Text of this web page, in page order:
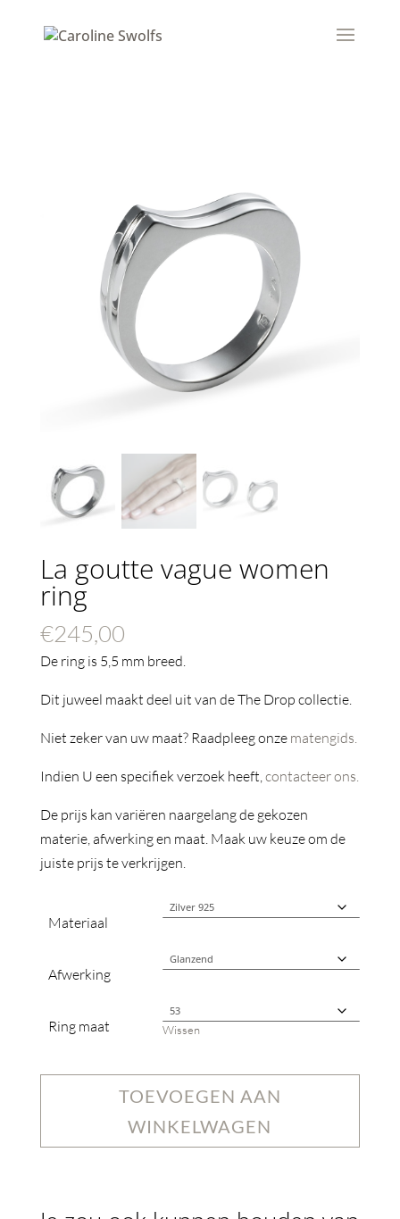
La goutte vague women
ring
€245,00
De ring is 5,5 mm breed.
Dit juweel maakt deel uit van de The Drop collectie.
Niet zeker van uw maat? Raadpleeg onze matengids.
Indien U een specifiek verzoek heeft,contacteer ons.
De prijs kan variëren naargelang de gekozen
materie, afwerking en maat. Maak uw keuze om de
juiste prijs te verkrijgen.
Materiaal
Afwerking
Ring maat Wissen
TOEVOEGEN AAN
WINKELWAGEN